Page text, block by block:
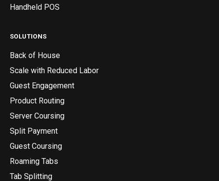
Handheld POS
SOLUTIONS
Back of House
Scale with Reduced Labor
Guest Engagement
Product Routing
Server Coursing
Split Payment
Guest Coursing
Roaming Tabs
Tab Splitting